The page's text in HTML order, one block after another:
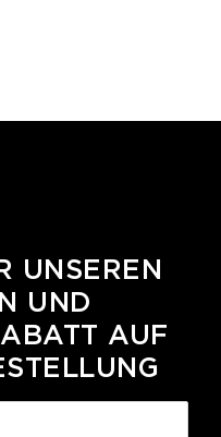
UNSEREN
UND
AUF